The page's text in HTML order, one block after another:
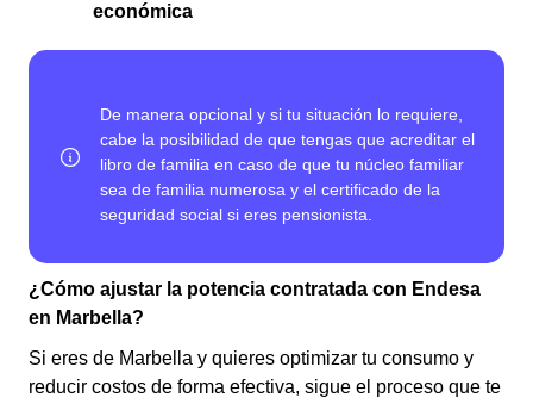
económica
¿Cómo ajustar la potencia contratada con Endesa
en Marbella?
Si eres de Marbella y quieres optimizar tu consumo y
reducir costos de forma efectiva, sigue el proceso que te